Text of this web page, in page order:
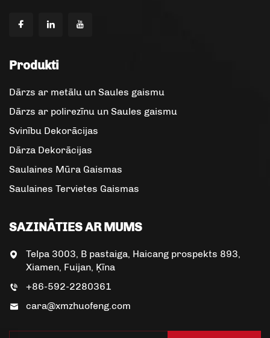
Produkti
Dārzs ar metālu un Saules gaismu
Dārzs ar polirezīnu un Saules gaismu
Svinību Dekorācijas
Dārza Dekorācijas
Saulaines Mūra Gaismas
Saulaines Tervietes Gaismas
SAZINĀTIES AR MUMS
Telpa 3003, B pastaiga, Haicang prospekts 893,
Xiamen, Fuijan, Ķīna
+86-592-2280361
cara@xmzhuofeng.com